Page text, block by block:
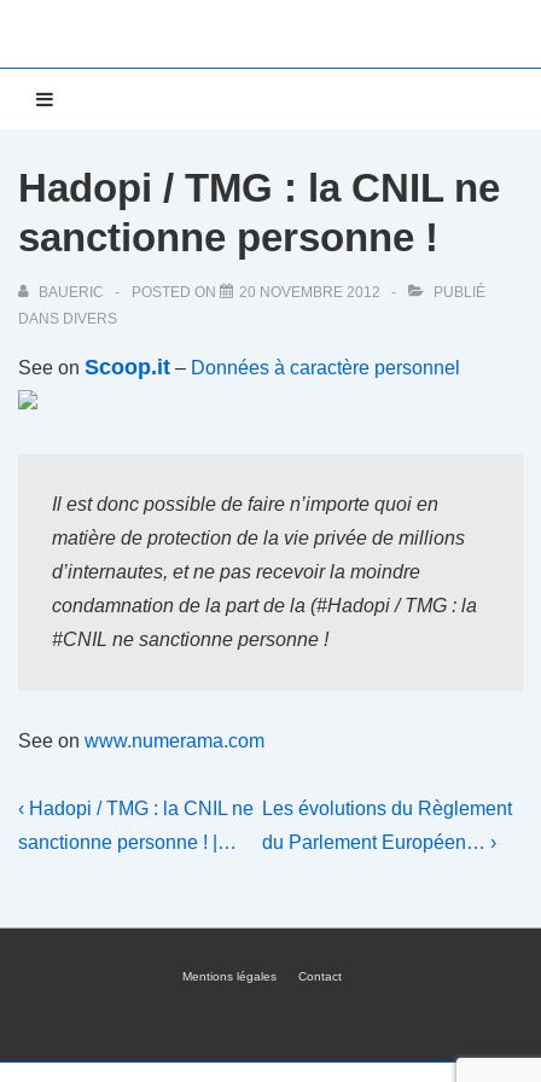
Hadopi / TMG : la CNIL ne
sanctionne personne !
BAUERIC POSTED ON 20 NOVEMBRE 2012
PUBLIÉ
DANS DIVERS
See on Scoop.it – Données à caractère personnel
Il est donc possible de faire n’importe quoi en
matière de protection de la vie privée de millions
d’internautes, et ne pas recevoir la moindre
condamnation de la part de la (#Hadopi / TMG : la
#CNIL ne sanctionne personne !
See on www.numerama.com
Navigation
de
Previous
Post
‹ Hadopi / TMG : la CNIL ne
sanctionne personne ! |…
Next
Post
Les évolutions du Règlement
du Parlement Européen… ›
Menu
bas
Mentions légales Contact